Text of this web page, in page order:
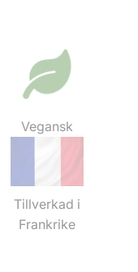
Vegansk
Tillverkad i
Frankrike